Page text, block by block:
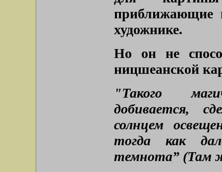
приближающие
художнике.
Но он не
ницшеанской
"Такого
добивается,
солнцем
тогда как
темнота” (Там